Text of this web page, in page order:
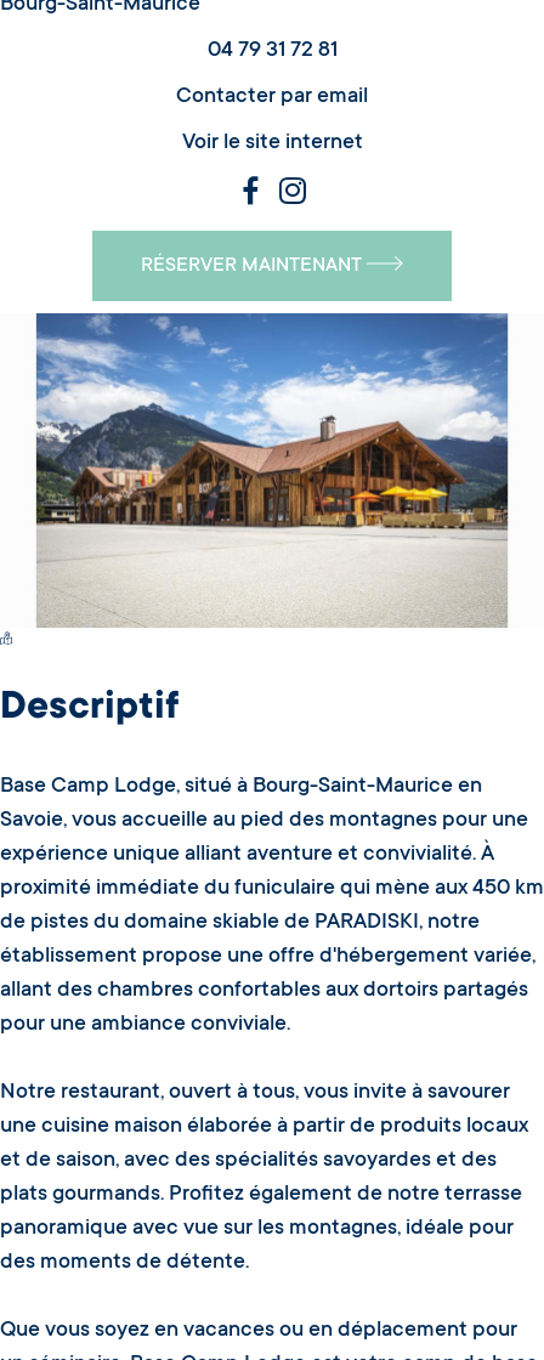
Bourg-Saint-Maurice
04 79 31 72 81
Contacter par email
Voir le site internet
RÉSERVER MAINTENANT
Switch Carte/Photos
Descriptif
Base Camp Lodge, situé à Bourg-Saint-Maurice en
Savoie, vous accueille au pied des montagnes pour une
expérience unique alliant aventure et convivialité. À
proximité immédiate du funiculaire qui mène aux 450 km
de pistes du domaine skiable de PARADISKI, notre
établissement propose une offre d'hébergement variée,
allant des chambres confortables aux dortoirs partagés
pour une ambiance conviviale.
Notre restaurant, ouvert à tous, vous invite à savourer
une cuisine maison élaborée à partir de produits locaux
et de saison, avec des spécialités savoyardes et des
plats gourmands. Profitez également de notre terrasse
panoramique avec vue sur les montagnes, idéale pour
des moments de détente.
Que vous soyez en vacances ou en déplacement pour